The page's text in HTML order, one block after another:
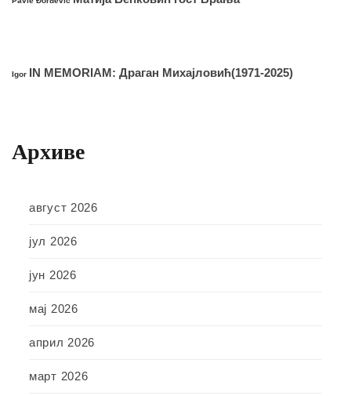
Igor IN MEMORIAM: Драган Михајловић(1971-2025)
Архиве
август 2026
јул 2026
јун 2026
мај 2026
април 2026
март 2026